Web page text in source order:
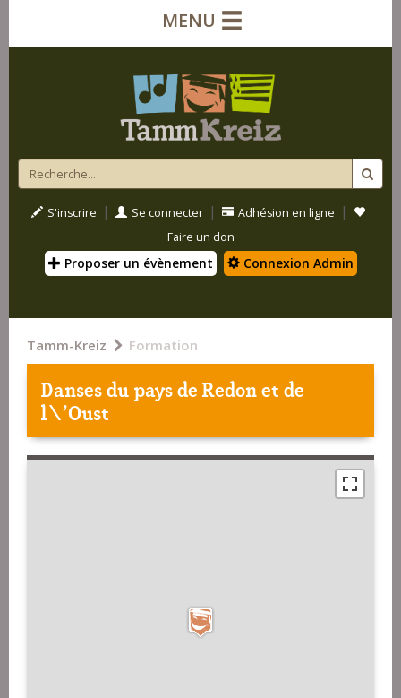
MENU
S'inscrire | Se connecter | Adhésion en ligne |
Faire un don
Proposer un évènement Connexion Admin
Tamm-Kreiz Formation
Danses du pays de Redon et de
l\'Oust